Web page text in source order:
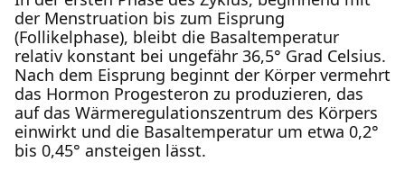
der Menstruation bis zum Eisprung
(Follikelphase), bleibt die Basaltemperatur
relativ konstant bei ungefähr 36,5° Grad Celsius.
Nach dem Eisprung beginnt der Körper vermehrt
das Hormon Progesteron zu produzieren, das
auf das Wärmeregulationszentrum des Körpers
einwirkt und die Basaltemperatur um etwa 0,2°
bis 0,45° ansteigen lässt.